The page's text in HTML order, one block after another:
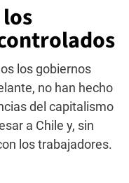
los gobiernos
no han hecho
del capitalismo
a Chile y, sin
los trabajadores.